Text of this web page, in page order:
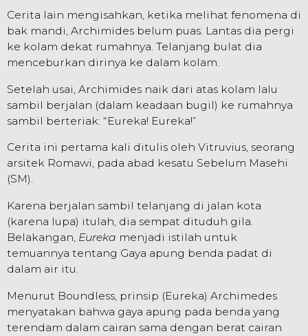
Cerita lain mengisahkan, ketika melihat fenomena di
bak mandi, Archimides belum puas. Lantas dia pergi
ke kolam dekat rumahnya. Telanjang bulat dia
menceburkan dirinya ke dalam kolam.
Setelah usai, Archimides naik dari atas kolam lalu
sambil berjalan (dalam keadaan bugil) ke rumahnya
sambil berteriak: “Eureka! Eureka!”
Cerita ini pertama kali ditulis oleh Vitruvius, seorang
arsitek Romawi, pada abad kesatu Sebelum Masehi
(SM).
Karena berjalan sambil telanjang di jalan kota
(karena lupa) itulah, dia sempat dituduh gila.
Belakangan, Eureka menjadi istilah untuk
temuannya tentang Gaya apung benda padat di
dalam air itu.
Menurut Boundless, prinsip (Eureka) Archimedes
menyatakan bahwa gaya apung pada benda yang
terendam dalam cairan sama dengan berat cairan